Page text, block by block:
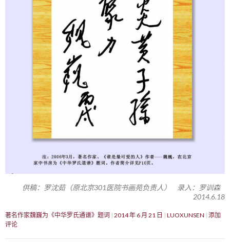
供稿：罗沈茹（原北京301医院书画苑负责人） 录入：罗训森
2014.6.18
著名作家魏巍为《中华罗氏通谱》题词 2014 年 6 月 21 日 LUOXUNSEN 添加
评论